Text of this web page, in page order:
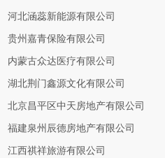
河北涵蕊新能源有限公司
贵州嘉青保险有限公司
内蒙古众达医疗有限公司
湖北荆门鑫源文化有限公司
北京昌平区中天房地产有限公司
福建泉州辰德房地产有限公司
江西祺祥旅游有限公司